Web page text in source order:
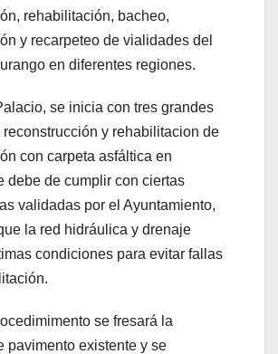
rehabilitación, bacheo,
y recarpeteo de vialidades del
en diferentes regiones.
se inicia con tres grandes
y rehabilitacion de
con carpeta asfáltica en
debe de cumplir con ciertas
validadas por el Ayuntamiento,
la red hidráulica y drenaje
condiciones para evitar fallas
se fresará la
pavimento existente y se